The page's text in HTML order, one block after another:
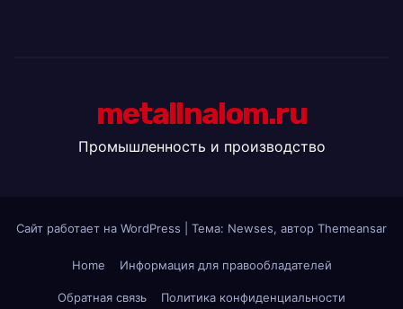
metallnalom.ru
Промышленность и производство
Сайт работает на WordPress Тема: Newses, автор Themeansar
Home Информация для правообладателей
Обратная связь Политика конфиденциальности